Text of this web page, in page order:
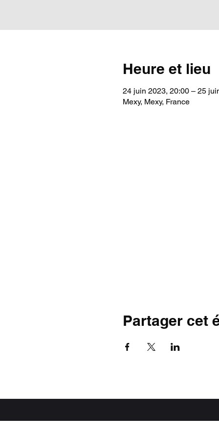
Heure et lieu
24 juin 2023, 20:00 – 25
Mexy, Mexy, France
Partager cet